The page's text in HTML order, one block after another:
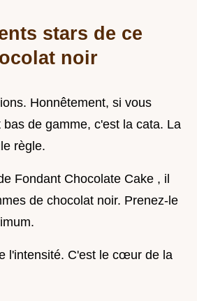
stars de ce
noir
Honnêtement, si vous
de gamme, c'est la cata. La
règle.
Fondant Chocolate Cake , il
de chocolat noir. Prenez-le
l'intensité. C'est le cœur de la